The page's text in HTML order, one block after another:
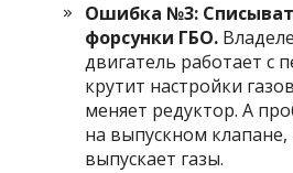
Ошибка №3:
форсунки ГБО.
двигатель работает с
крутит настройки
меняет редуктор. А
на выпускном клапане,
выпускает газы.